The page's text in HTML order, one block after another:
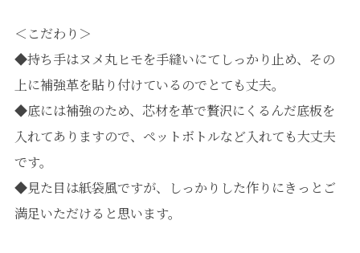
＜こだわり＞
◆持ち手はヌメ丸ヒモを手縫いにてしっかり止め、その
上に補強革を貼り付けているのでとても丈夫。
◆底には補強のため、芯材を革で贅沢にくるんだ底板を
入れてありますので、ペットボトルなど入れても大丈夫
です。
◆見た目は紙袋風ですが、しっかりした作りにきっとご
満足いただけると思います。